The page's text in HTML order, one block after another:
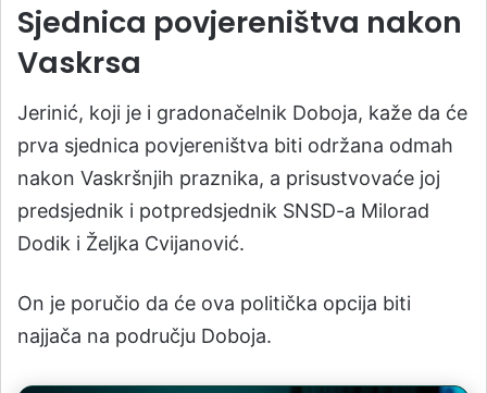
Sjednica povjereništva nakon
Vaskrsa
Jerinić, koji je i gradonačelnik Doboja, kaže da će
prva sjednica povjereništva biti održana odmah
nakon Vaskršnjih praznika, a prisustvovaće joj
predsjednik i potpredsjednik SNSD-a Milorad
Dodik i Željka Cvijanović.
On je poručio da će ova politička opcija biti
najjača na području Doboja.